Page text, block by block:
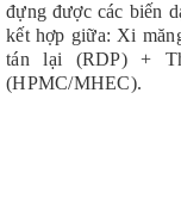
đựng được các biến
kết hợp giữa: Xi
tán lại (RDP) +
(HPMC/MHEC).